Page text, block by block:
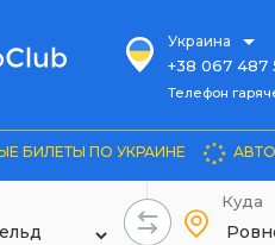
Украина
+38 067 487
Телефон гарячей
Довідка
+38 044 486
+38 067 240
Телефон
БИЛЕТЫ ПО УКРАИНЕ
Куда